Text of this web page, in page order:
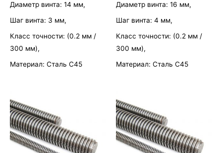
Диаметр винта: 14 мм,
Шаг винта: 3 мм,
Класс точности: (0.2 мм /
300 мм),
Материал: Сталь С45
Диаметр винта: 16 мм,
Шаг винта: 4 мм,
Класс точности: (0.2 мм /
300 мм),
Материал: Сталь С45